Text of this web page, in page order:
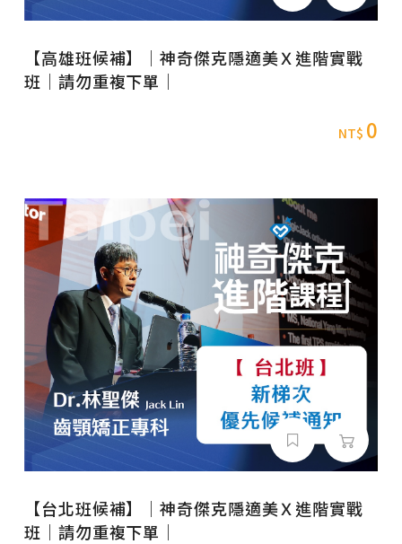
【高雄班候補】｜神奇傑克隱適美Ｘ進階實戰
班｜請勿重複下單｜
NT$ 0
【台北班候補】｜神奇傑克隱適美Ｘ進階實戰
班｜請勿重複下單｜